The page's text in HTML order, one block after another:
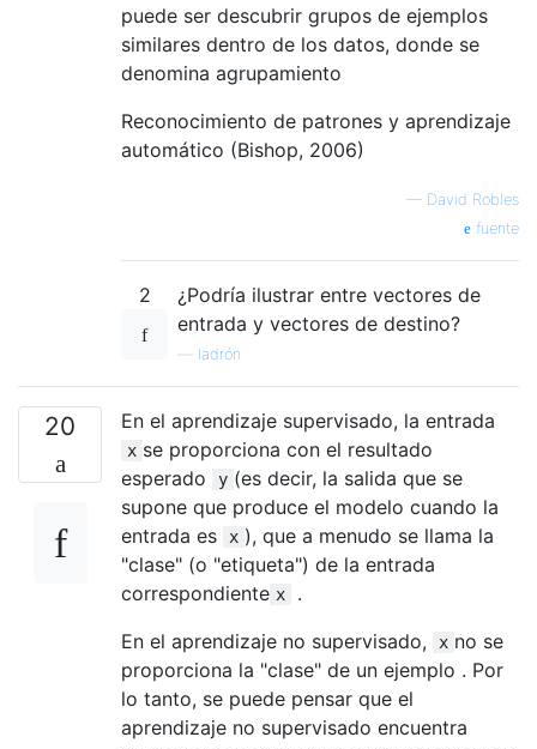
puede ser descubrir grupos de ejemplos
similares dentro de los datos, donde se
denomina agrupamiento
Reconocimiento de patrones y aprendizaje
automático (Bishop, 2006)
— David Robles
fuente
2
¿Podría ilustrar entre vectores de
entrada y vectores de destino?
ladrón
20 En el aprendizaje supervisado, la entrada
x se proporciona con el resultado
esperado
y (es decir, la salida que se
supone que produce el modelo cuando la
entrada es
x ), que a menudo se llama la
"clase" (o "etiqueta") de la entrada
correspondiente x
.
En el aprendizaje no supervisado,
x no se
proporciona la "clase" de un ejemplo . Por
lo tanto, se puede pensar que el
aprendizaje no supervisado encuentra